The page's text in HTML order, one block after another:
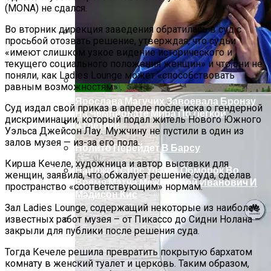
Откатные Ворота
Фото
План Участка 15 Соток + Фото
Обзор Netgear Arlo Pro 2 — Лучшая, Но Не
Дешёвая Домашняя Система
Безопасности
Ярослава Магучих Завоевала Бронзу
На Чемпионате Мира По Легкой
Атлетике
Нолито Перейдет В Барсу
Найджел Сирс Упал В Обморок Во
Время Матча Между Аной Иванович И
Мэдисон Кис
(MONA) не сдался.
Во вторник дирекция заведения обратилась в суд с
просьбой отозвать решение, утверждая, что судьи
«имеют слишком узкое видение исторического и
текущего социального положения женщин» и что они не
поняли, как Ladies Lounge может «способствовать
равным возможностям» .
Суд издал свой приказ в апреле после иска о гендерной
дискриминации, который подал житель Нового Южного
Уэльса Джейсон Лау. Мужчину не пустили в один из
залов музея — из-за его пола.
Кирша Кечеле, художница и автор выставки для
женщин, заявила, что обжалует решение суда, сделав
пространство «соответствующим» нормам.
Зал Ladies Lounge, содержащий некоторые из наиболее
известных работ музея – от Пикассо до Сидни Нолана –
закрыли для публики после решения суда.
Тогда Кечеле решила превратить покрытую бархатом
комнату в женский туалет и церковь. Таким образом,